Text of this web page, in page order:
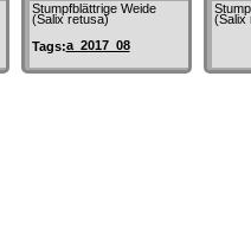
Stumpfblättrige Weide
(Salix retusa)
Tags:a_2017_08
(Salix